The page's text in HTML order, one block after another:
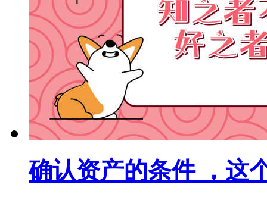
确认资产的条件 ，这